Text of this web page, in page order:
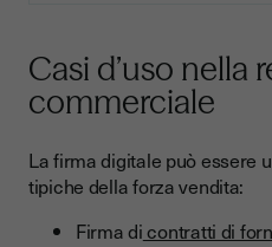
Casi d’uso nella
commerciale
La firma digitale può essere
tipiche della forza vendita:
Firma dicontratti di